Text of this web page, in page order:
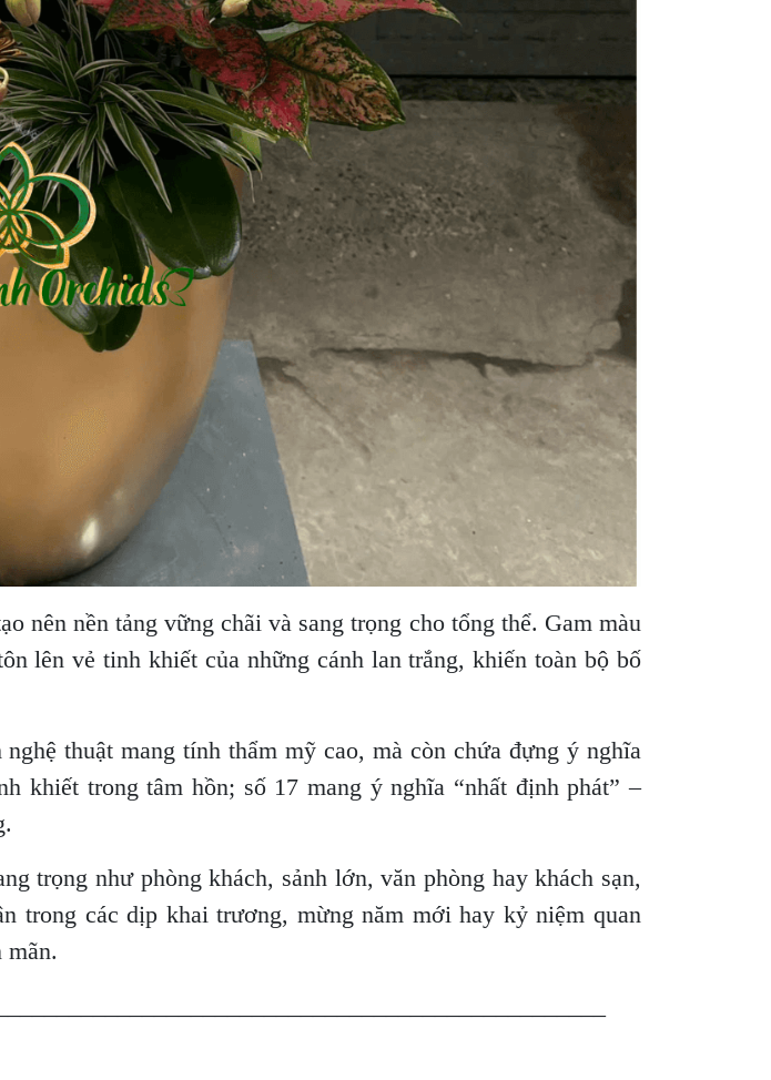
nên nền tảng vững chãi và sang trọng cho tổng thể. Gam màu
lên vẻ tinh khiết của những cánh lan trắng, khiến toàn bộ bố
thuật mang tính thẩm mỹ cao, mà còn chứa đựng ý nghĩa
khiết trong tâm hồn; số 17 mang ý nghĩa “nhất định phát” –
trọng như phòng khách, sảnh lớn, văn phòng hay khách sạn,
trong các dịp khai trương, mừng năm mới hay kỷ niệm quan